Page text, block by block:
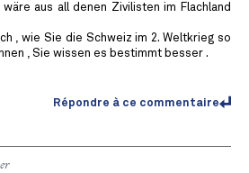
aus all denen Zivilisten im Flachland
, wie Sie die Schweiz im 2. Weltkrieg so
, Sie wissen es bestimmt besser .
Répondre à ce commentaire